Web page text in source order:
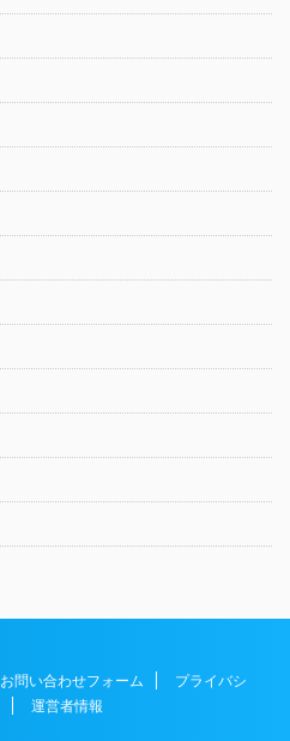
お問い合わせフォーム
プライバシ
運営者情報